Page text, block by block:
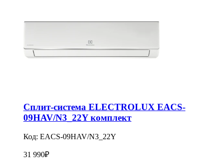
Сплит-система ELECTROLUX EACS-
09HAV/N3_22Y комплект
Код: EACS-09HAV/N3_22Y
31 990₽